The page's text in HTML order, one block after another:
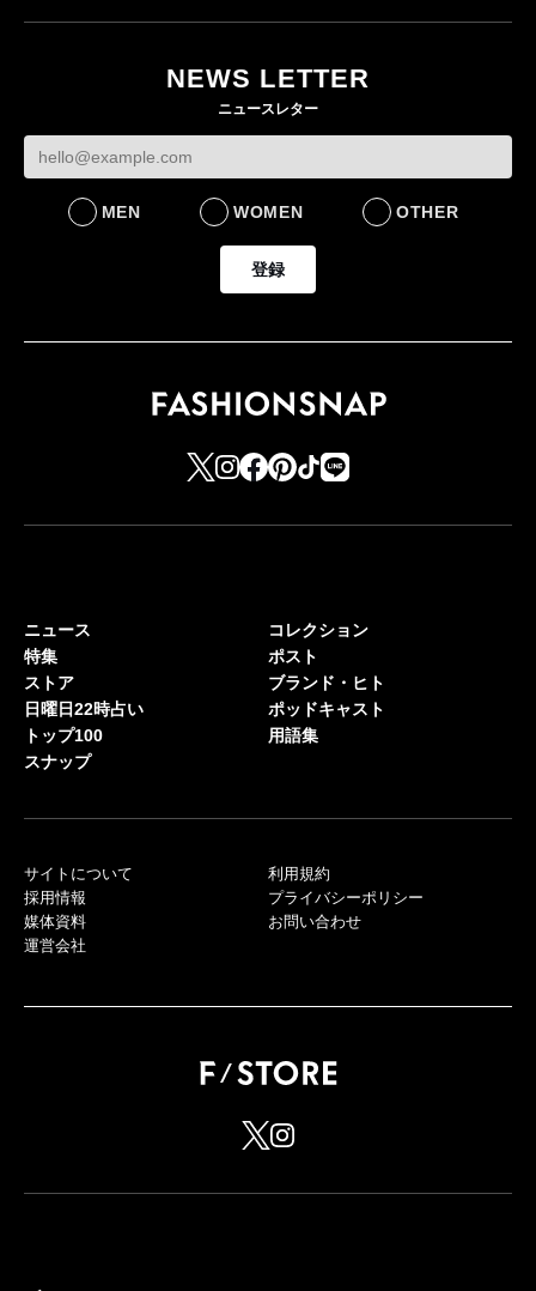
ケットなど7型を発売
FASHION
FASHION
BUSINESS
NEWS LETTER
ニュースレター
MEN WOMEN OTHER
登録
ニュース
特集
ストア
日曜日22時占い
トップ100
スナップ
コレクション
ポスト
ブランド・ヒト
ポッドキャスト
用語集
サイトについて
採用情報
媒体資料
運営会社
利用規約
プライバシーポリシー
お問い合わせ